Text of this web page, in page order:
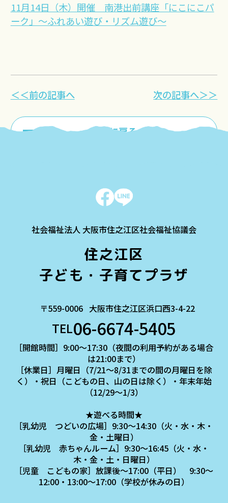
11月14日（木）開催 南港出前講座「にこにこパ
ーク」～ふれあい遊び・リズム遊び～
＜＜前の記事へ
一覧に戻る
次の記事へ＞＞
社会福祉法人 大阪市住之江区社会福祉協議会
住之江区
子ども・子育てプラザ
〒559-0006 大阪市住之江区浜口西3-4-22
TEL06-6674-5405
［開館時間］9:00～17:30（夜間の利用予約がある場合
は21:00まで）
［休業日］月曜日（7/21～8/31までの間の月曜日を除
く）・祝日（こどもの日、山の日は除く）・年末年始
（12/29～1/3）
★遊べる時間★
［乳幼児 つどいの広場］9:30～14:30（火・水・木・
金・土曜日）
［乳幼児 赤ちゃんルーム］9:30～16:45（火・水・
木・金・土・日曜日）
［児童 こどもの家］放課後～17:00（平日） 9:30～
12:00・13:00～17:00（学校が休みの日）